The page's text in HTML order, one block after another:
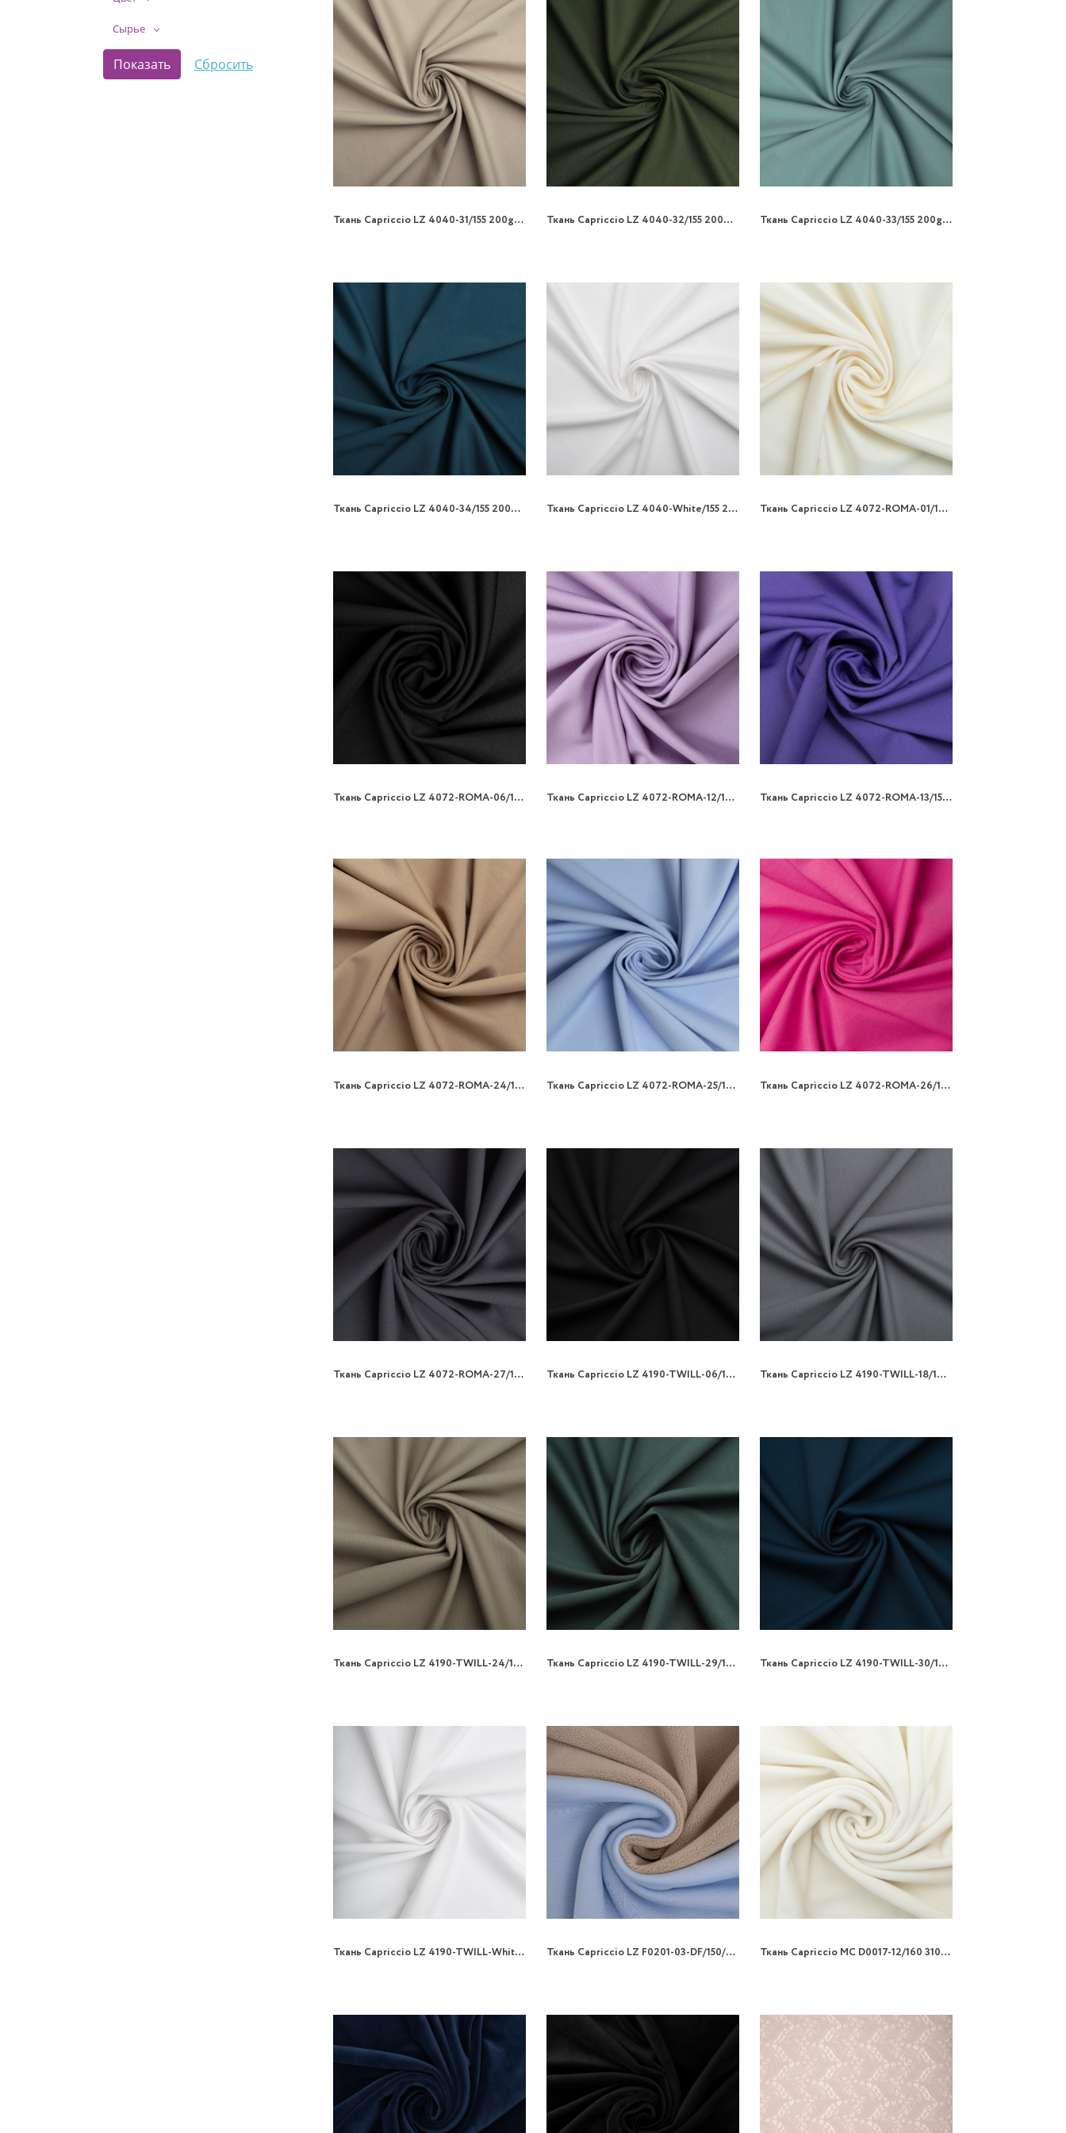
Сырье
Ткань Capriccio LZ 4040-31/155 200gr трикотаж Ткань Capriccio LZ 4040-32/155 200gr трикотаж Ткань Capriccio LZ 4040-33/155 200gr трикотаж
Ткань Capriccio LZ 4040-34/155 200gr трикотаж Ткань Capriccio LZ 4040-White/155 200gr трикотаж Ткань Capriccio LZ 4072-ROMA-01/150 300gr трикотаж
Ткань Capriccio LZ 4072-ROMA-06/150 300gr трикотаж Ткань Capriccio LZ 4072-ROMA-12/150 300gr трикотаж Ткань Capriccio LZ 4072-ROMA-13/150 300gr трикотаж
Ткань Capriccio LZ 4072-ROMA-24/150 300gr трикотаж Ткань Capriccio LZ 4072-ROMA-25/150 300gr трикотаж Ткань Capriccio LZ 4072-ROMA-26/150 300gr трикотаж
Ткань Capriccio LZ 4072-ROMA-27/150 300gr трикотаж Ткань Capriccio LZ 4190-TWILL-06/160 270gr трикотаж Ткань Capriccio LZ 4190-TWILL-18/160 270gr трикотаж
Ткань Capriccio LZ 4190-TWILL-24/160 270gr трикотаж Ткань Capriccio LZ 4190-TWILL-29/160 270gr трикотаж Ткань Capriccio LZ 4190-TWILL-30/160 270gr трикотаж
Ткань Capriccio LZ 4190-TWILL-White/160 270gr трикотаж Ткань Capriccio LZ F0201-03-DF/150/440gr джерси-флис Ткань Capriccio MC D0017-12/160 310gm велюр